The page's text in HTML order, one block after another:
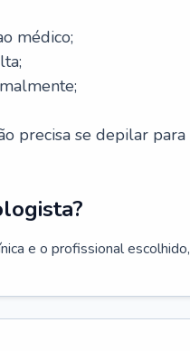
médico;
precisa se depilar para
e o profissional escolhido,